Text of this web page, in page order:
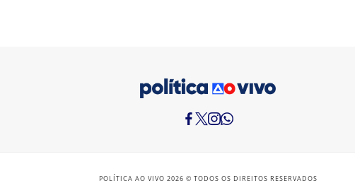
POLÍTICA AO VIVO 2026 © TODOS OS DIREITOS RESERVADOS